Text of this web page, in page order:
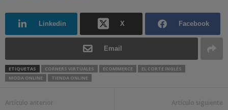
Linkedin X Facebook
Email
ETIQUETAS CORNERS VIRTUALES ECOMMERCE
EL CORTE INGLÉS
MODA ONLINE
TIENDA ONLINE
Artículo anterior Artículo siguiente